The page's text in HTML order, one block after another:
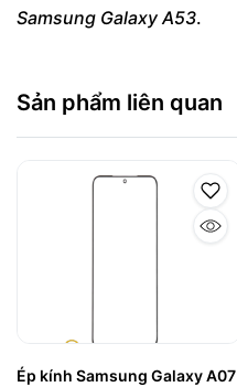
Samsung Galaxy A53.
Sản phẩm liên quan
Ép kính Samsung Galaxy A07